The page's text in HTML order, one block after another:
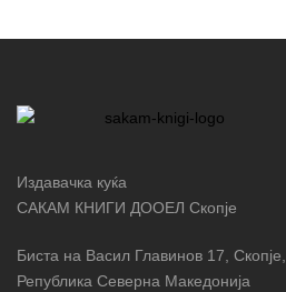
Издавачка куќа
САКАМ КНИГИ ДООЕЛ Скопје
Биста на Васил Главинов 17, Скопје,
Република Северна Македонија